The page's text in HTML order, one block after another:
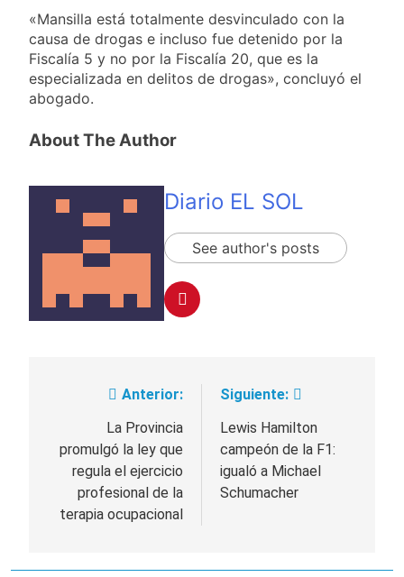
Florencio Varela
2 Días Atrás
El temporal se despide del
AMBA: cuándo dejará de
llover y llega una ola de frío
subsecretario de
Seguridad de
Quilmes, Hernán
Ocampo, tras la
difusión de chats
«Mansilla está totalmente desvinculado con la
causa de drogas e incluso fue detenido por la
Fiscalía 5 y no por la Fiscalía 20, que es la
especializada en delitos de drogas», concluyó el
abogado.
About The Author
Diario EL SOL
See author's posts
Navegación
entradas
Anterior:
La Provincia
promulgó la ley que
regula el ejercicio
profesional de la
terapia ocupacional
Siguiente:
Lewis Hamilton
campeón de la F1:
igualó a Michael
Schumacher